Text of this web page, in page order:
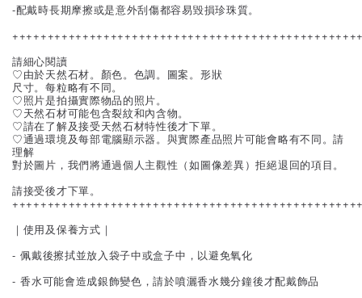
-配戴時長期摩擦或是意外刮傷都容易毀損珍珠質。
請細心閱讀
♡由於天然石材。顏色。色調。圖案。形狀
尺寸。每粒略有不同。
♡照片是拍攝實際物品的照片。
♡天然石材可能包含裂紋和內含物。
♡請在了解及接受天然石材特性後才下單。
♡通過環境及每部電腦顯示器。與實際產品照片可能會略有不同。請
理解
對於圖片，我們將通過個人主觀性（如圖像差異）拒絕退回的項目。
請接受後才下單。
｜使用及保養方式｜
- 佩戴後擦拭並放入袋子中或盒子中，以避免氧化
- 香水可能會造成銀飾變色，請於噴灑香水幾分鐘後才配戴飾品